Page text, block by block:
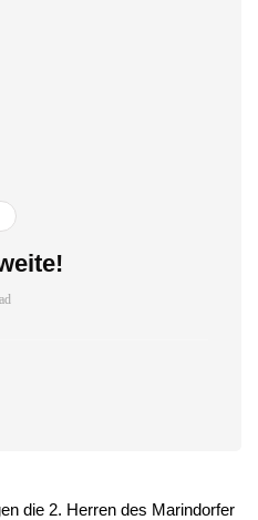
die 2. Herren des Marindorfer